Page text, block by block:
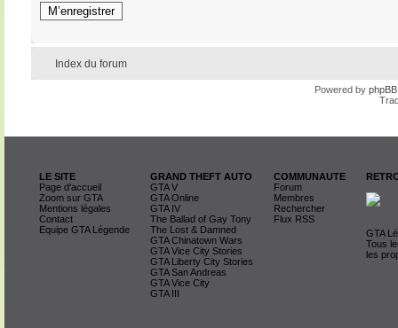
M’enregistrer
Index du forum
Powered by phpBB
LE SITE
Page d'accueil
Zoom sur GTA
Mentions légales
Contact
Equipe GTA Légende
GRAND THEFT AUTO
GTA V
GTA Online
GTA IV
The Ballad of Gay Tony
The Lost & Damned
GTA Chinatown Wars
GTA Vice City Stories
GTA Liberty City Stories
GTA San Andreas
GTA Vice City
GTA III
COMMUNAUTE
Forum
Membres
Rechercher
Flux RSS
GTA
Tous
les